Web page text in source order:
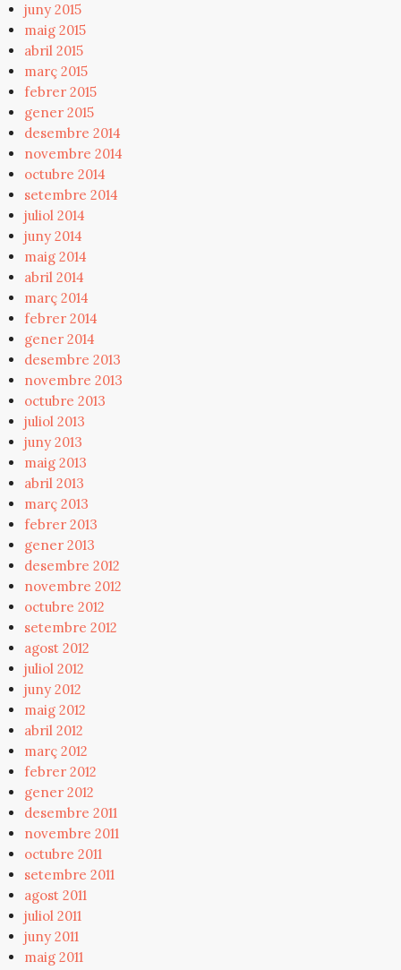
juny 2015
maig 2015
abril 2015
març 2015
febrer 2015
gener 2015
desembre 2014
novembre 2014
octubre 2014
setembre 2014
juliol 2014
juny 2014
maig 2014
abril 2014
març 2014
febrer 2014
gener 2014
desembre 2013
novembre 2013
octubre 2013
juliol 2013
juny 2013
maig 2013
abril 2013
març 2013
febrer 2013
gener 2013
desembre 2012
novembre 2012
octubre 2012
setembre 2012
agost 2012
juliol 2012
juny 2012
maig 2012
abril 2012
març 2012
febrer 2012
gener 2012
desembre 2011
novembre 2011
octubre 2011
setembre 2011
agost 2011
juliol 2011
juny 2011
maig 2011